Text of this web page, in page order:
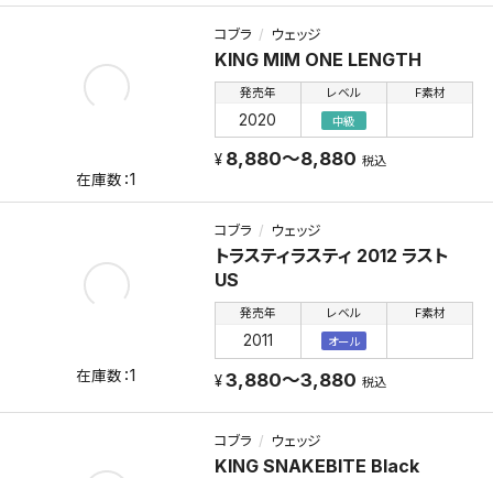
コブラ ウェッジ
KING MIM ONE LENGTH
発売年
2020
レベル
中級
F素材
1
8,880～8,880 税込
コブラ ウェッジ
トラスティラスティ 2012 ラスト
US
発売年
2011
レベル
オール
F素材
1 3,880～3,880 税込
コブラ ウェッジ
KING SNAKEBITE Black